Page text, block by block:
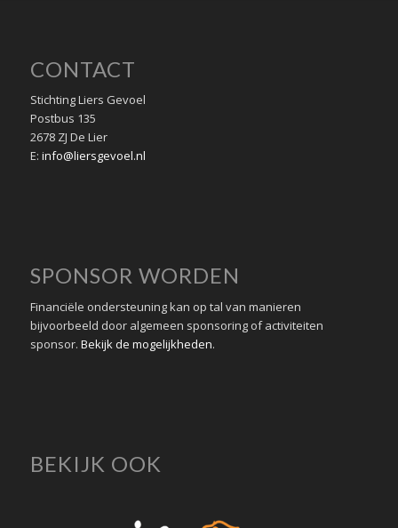
CONTACT
Stichting Liers Gevoel
Postbus 135
2678 ZJ De Lier
E: info@liersgevoel.nl
SPONSOR WORDEN
Financiële ondersteuning kan op tal van manieren
bijvoorbeeld door algemeen sponsoring of activiteiten
sponsor. Bekijk de mogelijkheden.
BEKIJK OOK